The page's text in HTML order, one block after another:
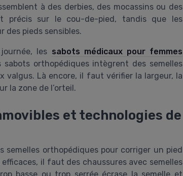
à des derbies, des mocassins ou des
précis sur le cou-de-pied, tandis que les
des pieds sensibles.
les sabots médicaux pour femmes
orthopédiques intègrent des semelles
valgus. Là encore, il faut vérifier la largeur, la
la zone de l’orteil.
et technologies de
orthopédiques pour corriger un pied
il faut des chaussures avec semelles